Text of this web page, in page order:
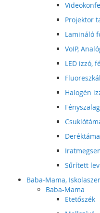
Projektor
Lamináló
VoIP,
LED izzó,
Halogén
Fényszalag
Sűrített
Baba-Mama,
Baba-Mama
Etetőszék